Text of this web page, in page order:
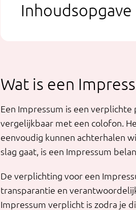
Inhoudsopgave
Wat is een
Een Impressum is een
vergelijkbaar met een colofon.
eenvoudig kunnen achterhalen
slag gaat, is een Impressum
De verplichting voor een
transparantie en
Impressum verplicht is zodra je